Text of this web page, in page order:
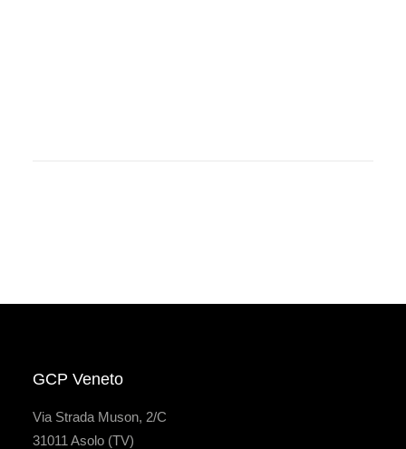
GCP Veneto
Via Strada Muson, 2/C
31011 Asolo (TV)